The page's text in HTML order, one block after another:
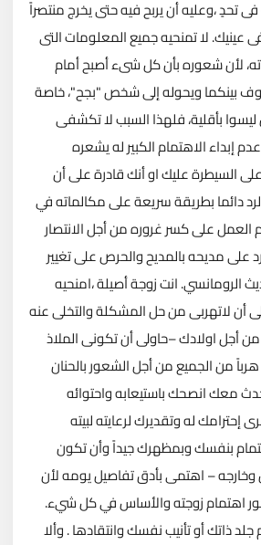
،وعليه أن يربح فيه حتى يخرج منتصراً
عينيك. لا تمنحيه جميع المعلومات التى
لأن شعوره بأن كل شىء أصبح أمام
بينكما ويحوله إلى شخص "بجح"، خاصة
ليسوا بأقلية، فلهذا السبب لا تكشفى
إبداء الاهتمام الكبير له يشعره
السيطرة عليك او أنك قادرة على أن
دائما بطريقة سريعة على مكالماته في
على كسر غروره من أجل الانتصار
على مديحه بالمديح والحرص على تغيير
الرومانسي. انت زوجة أصيلة ،امنحيه
أن لاتهربى من حل المشكلة والتخلى عنه
أجل اولادك –حاولى أن تكونى الملاذ
هرباً من الجميع من أجل الشعور بالحنان
معك انصحك باستيعابه واحتوائه
له وتقديرك لرعايته لبيته
بنفسك وبمظهرك جيداً وأن تكون
وخارجه – اهتمى بأدق تفاصيل يومه لأن
اهتمام زوجته والأساس في كل شيء.
ذاتك أو تأنيب نفسك وانتقادها . وألا